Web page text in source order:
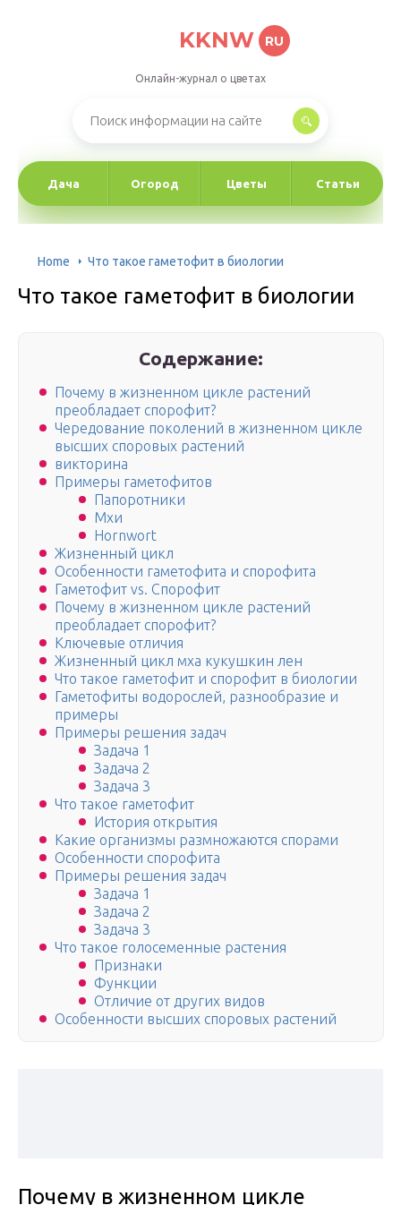
KKNW RU
Онлайн-журнал о цветах
Дача Огород Цветы Статьи
Home Что такое гаметофит в биологии
Что такое гаметофит в биологии
Содержание:
Почему в жизненном цикле растений
преобладает спорофит?
Чередование поколений в жизненном цикле
высших споровых растений
викторина
Примеры гаметофитов
Папоротники
Мхи
Hornwort
Жизненный цикл
Особенности гаметофита и спорофита
Гаметофит vs. Спорофит
Почему в жизненном цикле растений
преобладает спорофит?
Ключевые отличия
Жизненный цикл мха кукушкин лен
Что такое гаметофит и спорофит в биологии
Гаметофиты водорослей, разнообразие и
примеры
Примеры решения задач
Задача 1
Задача 2
Задача 3
Что такое гаметофит
История открытия
Какие организмы размножаются спорами
Особенности спорофита
Примеры решения задач
Задача 1
Задача 2
Задача 3
Что такое голосеменные растения
Признаки
Функции
Отличие от других видов
Особенности высших споровых растений
Почему в жизненном цикле